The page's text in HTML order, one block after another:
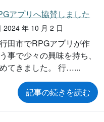
アプリへ協賛しました
年 10 月 2 日
田市でRPGアプリが作
事で少々の興味を持ち、
てきました。 行…
記事の続きを読む